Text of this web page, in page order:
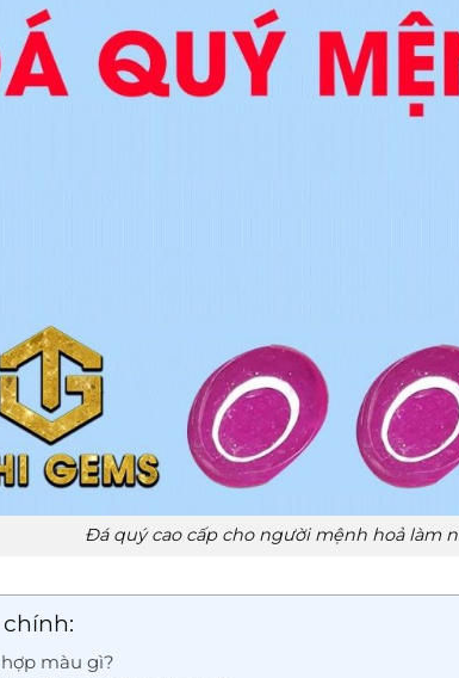
Đá quý cao cấp cho người mệnh hoả làm
màu gì?